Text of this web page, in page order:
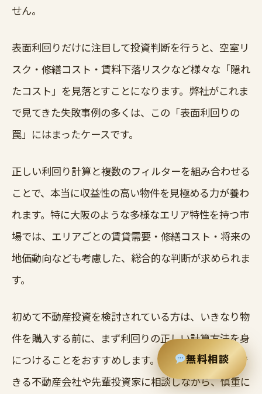
せん。
表面利回りだけに注目して投資判断を行うと、空室リ
スク・修繕コスト・賃料下落リスクなど様々な「隠れ
たコスト」を見落とすことになります。弊社がこれま
で見てきた失敗事例の多くは、この「表面利回りの
罠」にはまったケースです。
正しい利回り計算と複数のフィルターを組み合わせる
ことで、本当に収益性の高い物件を見極める力が養わ
れます。特に大阪のような多様なエリア特性を持つ市
場では、エリアごとの賃貸需要・修繕コスト・将来の
地価動向なども考慮した、総合的な判断が求められま
す。
初めて不動産投資を検討されている方は、いきなり物
件を購入する前に、まず利回りの正しい計算方法を身
につけることをおすすめします。そのうえで、信頼で
きる不動産会社や先輩投資家に相談しながら、慎重に
無料相談